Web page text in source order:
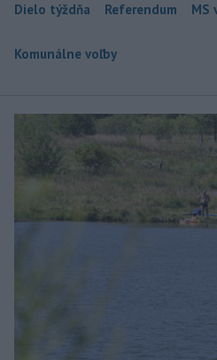
Dielo týždňa Referendum MS
Komunálne voľby